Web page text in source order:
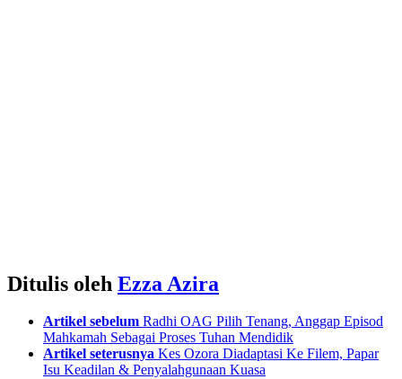
Ditulis oleh Ezza Azira
Artikel sebelum Radhi OAG Pilih Tenang, Anggap Episod
Mahkamah Sebagai Proses Tuhan Mendidik
Artikel seterusnya Kes Ozora Diadaptasi Ke Filem, Papar
Isu Keadilan & Penyalahgunaan Kuasa